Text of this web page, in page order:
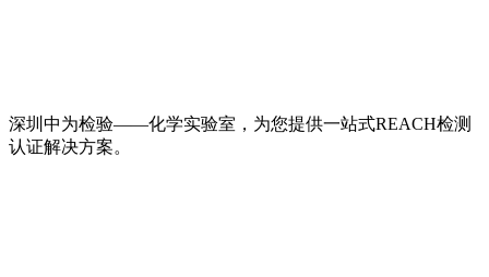
深圳中为检验——化学实验室，为您提供一站式REACH检测
认证解决方案。